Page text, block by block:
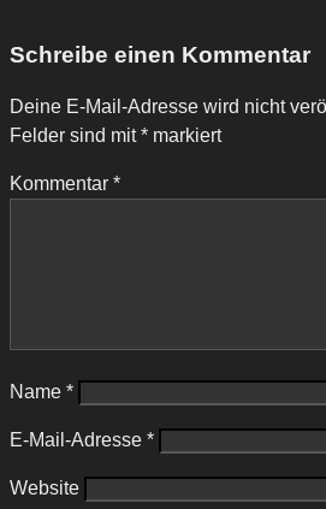
Schreibe einen Kommentar
Deine E-Mail-Adresse wird nicht
Felder sind mit* markiert
Kommentar *
Name *
E-Mail-Adresse *
Website